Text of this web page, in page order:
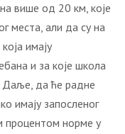
више од 20 км, које
места, али да су на
имају
и за које школа
Даље, да ће радне
имају запосленог
процентом норме у